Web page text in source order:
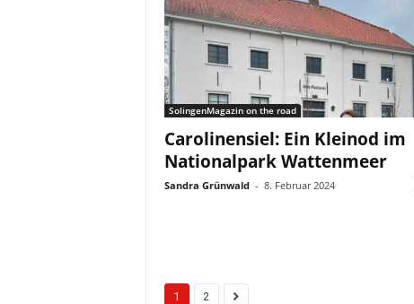
SolingenMagazin on the road
Carolinensiel: Ein Kleinod im
Nationalpark Wattenmeer
Sandra Grünwald - 8. Februar 2024
1 2